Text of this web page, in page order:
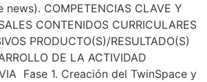
COMPETENCIAS CLAVE Y
CONTENIDOS CURRICULARES
PRODUCTO(S)/RESULTADO(S)
DE LA ACTIVIDAD
Fase 1. Creación del TwinSpace y